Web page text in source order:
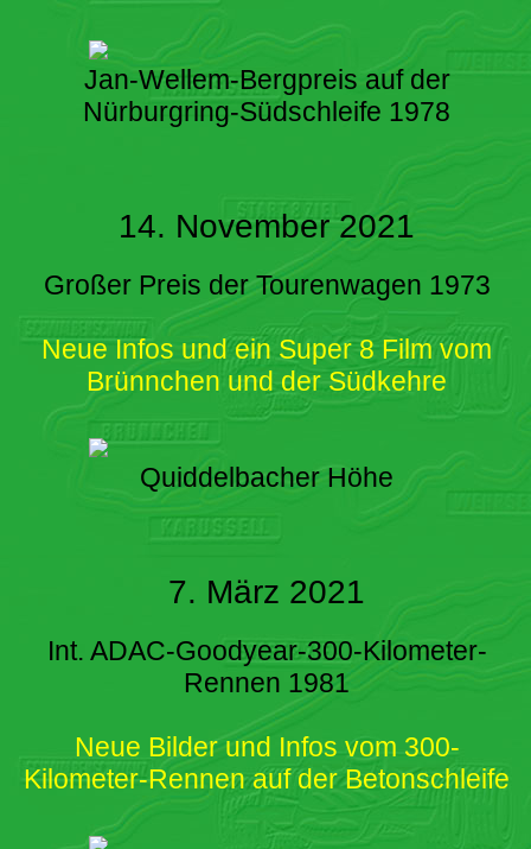
Jan-Wellem-Bergpreis auf der
Nürburgring-Südschleife 1978
14. November 2021
Großer Preis der Tourenwagen 1973
Neue Infos und ein Super 8 Film vom
Brünnchen und der Südkehre
Quiddelbacher Höhe
7. März 2021
Int. ADAC-Goodyear-300-Kilometer-
Rennen 1981
Neue Bilder und Infos vom 300-
Kilometer-Rennen auf der Betonschleife